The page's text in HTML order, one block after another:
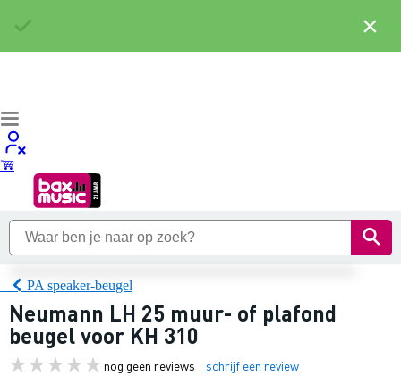
PA speaker-beugel
Neumann LH 25 muur- of plafond
beugel voor KH 310
nog geen reviews schrijf een review
×